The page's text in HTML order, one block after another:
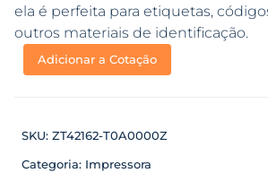
ela é perfeita para etiquetas,
outros materiais de identificação.
Adicionar a Cotação
SKU: ZT42162-T0A0000Z
Categoria: Impressora